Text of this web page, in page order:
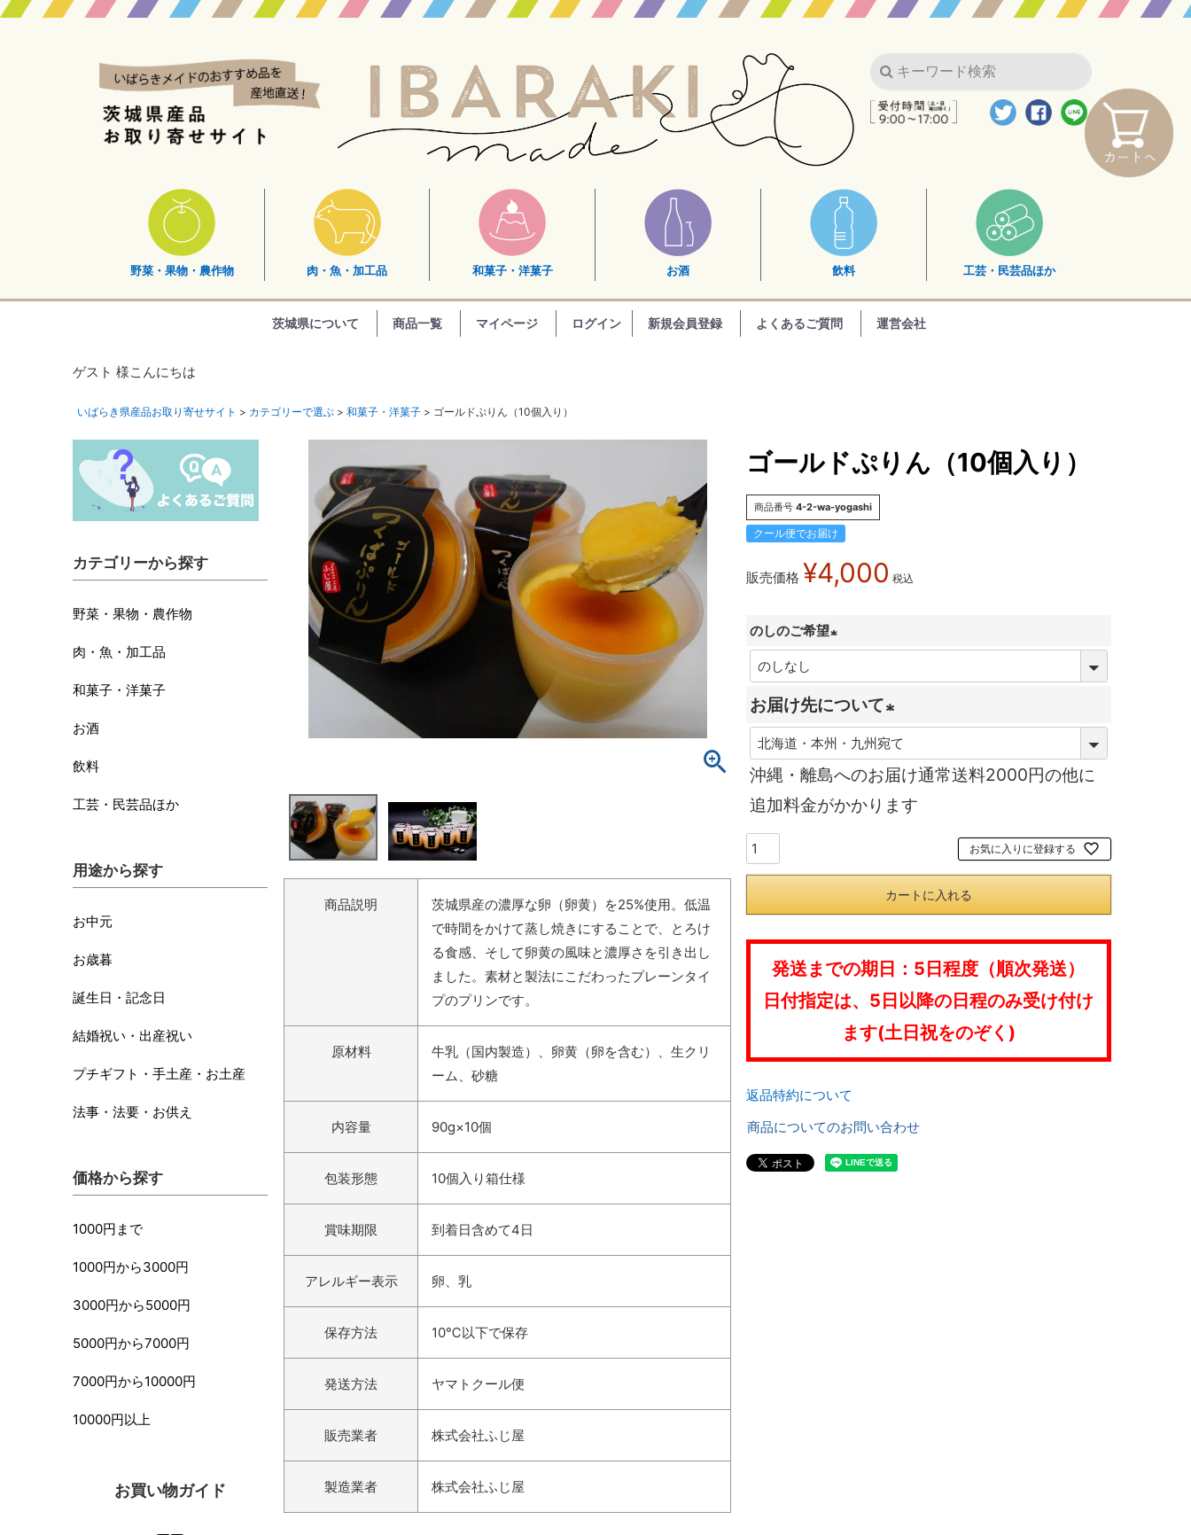
野菜・果物・農作物 肉・魚・加工品 和菓子・洋菓子 お酒 飲料 工芸・民芸品ほか
茨城県について 商品一覧 マイページ ログイン 新規会員登録 よくあるご質問 運営会社
ゲスト 様こんにちは
いばらき県産品お取り寄せサイト カテゴリーで選ぶ 和菓子・洋菓子 ゴールドぷりん（10個入り）
カテゴリーから探す
野菜・果物・農作物
肉・魚・加工品
和菓子・洋菓子
お酒
飲料
工芸・民芸品ほか
用途から探す
お中元
お歳暮
誕生日・記念日
結婚祝い・出産祝い
プチギフト・手土産・お土産
法事・法要・お供え
価格から探す
1000円まで
1000円から3000円
3000円から5000円
5000円から7000円
7000円から10000円
10000円以上
お買い物ガイド
商品説明
茨城県産の濃厚な卵（卵黄）を25%使用。低温
で時間をかけて蒸し焼きにすることで、とろけ
る食感、そして卵黄の風味と濃厚さを引き出し
ました。素材と製法にこだわったプレーンタイ
プのプリンです。
原材料
牛乳（国内製造）、卵黄（卵を含む）、生クリ
ーム、砂糖
内容量 90g×10個
包装形態 10個入り箱仕様
賞味期限 到着日含めて4日
アレルギー表示 卵、乳
保存方法 10℃以下で保存
発送方法 ヤマトクール便
販売業者 株式会社ふじ屋
製造業者 株式会社ふじ屋
ゴールドぷりん（10個入り）
商品番号 4-2-wa-yogashi
クール便でお届け
販売価格 ¥4,000 税込
のしのご希望
必
須
)
お届け先について
(
必
須
沖縄・離島へのお届け通常送料2000円の他に
追加料金がかかります
お気に入りに登録する
カートに入れる
発送までの期日：5日程度（順次発送）
日付指定は、5日以降の日程のみ受け付け
ます(土日祝をのぞく)
返品特約について
商品についてのお問い合わせ